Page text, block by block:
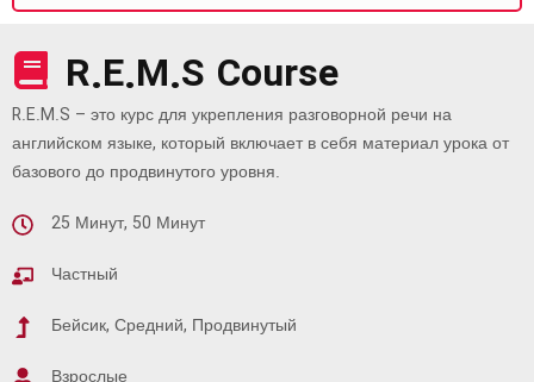
R.E.M.S Course
R.E.M.S – это курс для укрепления разговорной речи на
английском языке, который включает в себя материал урока от
базового до продвинутого уровня.
25 Минут, 50 Минут
Частный
Бейсик, Средний, Продвинутый